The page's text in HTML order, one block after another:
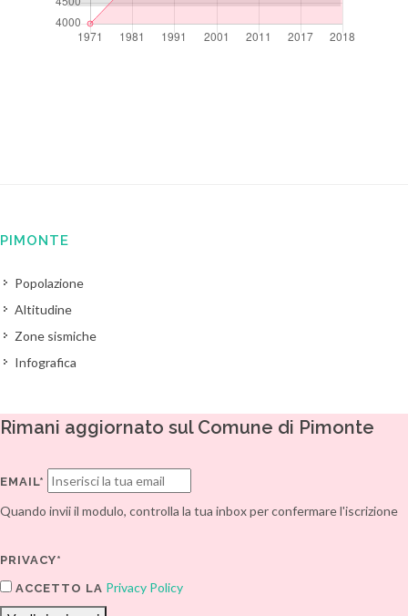
PIMONTE
Popolazione
Altitudine
Zone sismiche
Infografica
Rimani aggiornato sul Comune di Pimonte
EMAIL*
Quando invii il modulo, controlla la tua inbox per confermare l'iscrizione
PRIVACY*
ACCETTO LA Privacy Policy